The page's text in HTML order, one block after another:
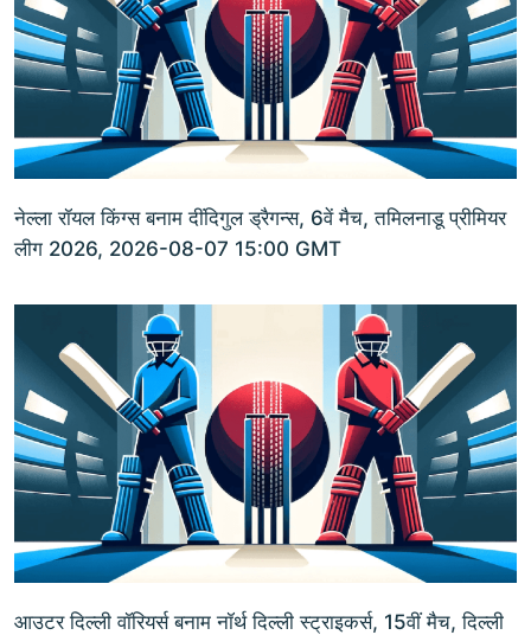
नेल्ला रॉयल किंग्स बनाम दींदिगुल ड्रैगन्स, 6वें मैच, तमिलनाडू प्रीमियर
लीग 2026, 2026-08-07 15:00 GMT
आउटर दिल्ली वॉरियर्स बनाम नॉर्थ दिल्ली स्ट्राइकर्स, 15वीं मैच, दिल्ली